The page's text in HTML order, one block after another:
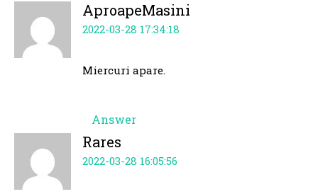
AproapeMasini
2022-03-28 17:34:18
Miercuri apare.
Answer
Rares
2022-03-28 16:05:56